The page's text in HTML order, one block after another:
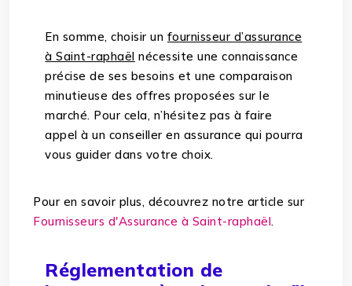
En somme, choisir un fournisseur d’assurance
à Saint-raphaël nécessite une connaissance
précise de ses besoins et une comparaison
minutieuse des offres proposées sur le
marché. Pour cela, n’hésitez pas à faire
appel à un conseiller en assurance qui pourra
vous guider dans votre choix.
Pour en savoir plus, découvrez notre article sur
Fournisseurs d'Assurance à Saint-raphaël.
Réglementation de